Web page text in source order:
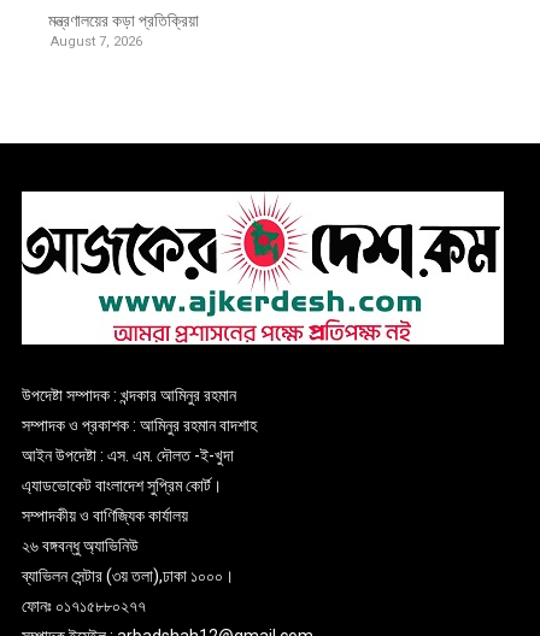
মন্ত্রণালয়ের কড়া প্রতিক্রিয়া
August 7, 2026
উপদেষ্টা সম্পাদক : খন্দকার আমিনুর রহমান
সম্পাদক ও প্রকাশক : আমিনুর রহমান বাদশাহ
আইন উপদেষ্টা : এস. এম. দৌলত -ই-খুদা
এ্যাডভোকেট বাংলাদেশ সুপ্রিম কোর্ট।
সম্পাদকীয় ও বাণিজ্যিক কার্যালয়
২৬ বঙ্গবন্ধু অ্যাভিনিউ
ব্যাভিলন সেন্টার (৩য় তলা),ঢাকা ১০০০।
ফোনঃ ০১৭১৫৮৮০২৭৭